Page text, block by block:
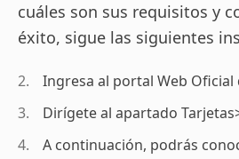
cuáles son sus requisitos y
éxito, sigue las siguientes
Ingresa al portal Web Oficial
Dirígete al apartado
A continuación, podrás